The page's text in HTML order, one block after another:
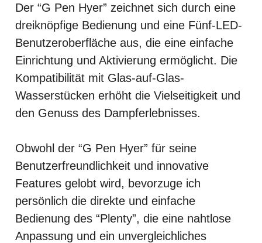
Der “G Pen Hyer” zeichnet sich durch eine
dreiknöpfige Bedienung und eine Fünf-LED-
Benutzeroberfläche aus, die eine einfache
Einrichtung und Aktivierung ermöglicht. Die
Kompatibilität mit Glas-auf-Glas-
Wasserstücken erhöht die Vielseitigkeit und
den Genuss des Dampferlebnisses.
Obwohl der “G Pen Hyer” für seine
Benutzerfreundlichkeit und innovative
Features gelobt wird, bevorzuge ich
persönlich die direkte und einfache
Bedienung des “Plenty”, die eine nahtlose
Anpassung und ein unvergleichliches